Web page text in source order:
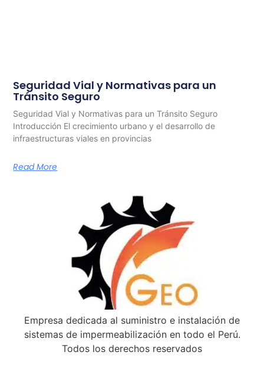
Seguridad Vial y Normativas para un
Tránsito Seguro
Seguridad Vial y Normativas para un Tránsito Seguro
Introducción El crecimiento urbano y el desarrollo de
infraestructuras viales en provincias
Read More
Empresa dedicada al suministro e instalación de
sistemas de impermeabilización en todo el Perú.
Todos los derechos reservados